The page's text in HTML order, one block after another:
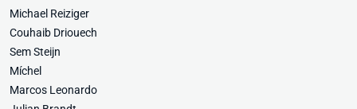
Michael Reiziger
Couhaib Driouech
Sem Steijn
Míchel
Marcos Leonardo